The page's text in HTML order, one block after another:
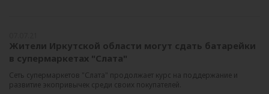
Жители Иркутской области могут сдать батарейки
в супермаркетах "Слата"
Сеть супермаркетов "Слата" продолжает курс на поддержание и
развитие экопривычек среди своих покупателей.